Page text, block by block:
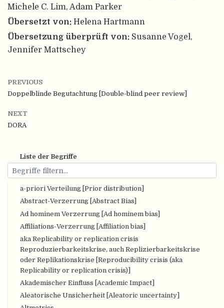
Liste der Begriffe
a-priori Verteilung [Prior distribution]
Abstract-Verzerrung [Abstract Bias]
Ad hominem Verzerrung [Ad hominem bias]
Affiliations-Verzerrung [Affiliation bias]
aka Replicability or replication crisis
Reproduzierbarkeitskrise, auch Replizierbarkeitskrise
oder Replikationskrise [Reproducibility crisis (aka
Replicability or replication crisis)]
Akademischer Einfluss [Academic Impact]
Aleatorische Unsicherheit [Aleatoric uncertainty]
Michele C. Lim, Adam Parker
Übersetzt von: Helena Hartmann
Übersetzung überprüft von: Susanne Vogel,
Jennifer Mattschey
PREVIOUS
Doppelblinde Begutachtung [Double-blind peer review]
NEXT
DORA